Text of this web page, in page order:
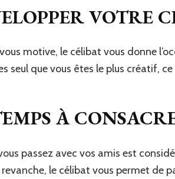
VOTRE
motive, le célibat vous donne
seul que vous êtes le plus créatif,
À
passez avec vos amis est
le célibat vous permet de